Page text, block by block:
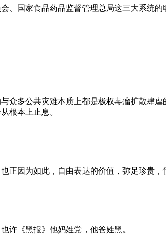
、国家食品药品监督管理总局这三大系统
众多公共灾难本质上都是极权毒瘤扩散肆
根本上止息。
因为如此，自由表达的价值，弥足珍贵
许《黑报》他妈姓党，他爸姓黑。